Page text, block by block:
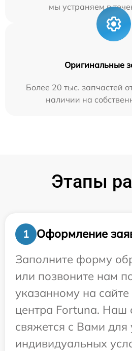
мы устраняем в
Оригинальные
Более 20 тыс. запчастей
наличии на
Этапы
1
Оформление
Заполните форму
или позвоните нам
указанному на сайте
центра Fortuna. Наш
свяжется с Вами для
индивидуальных